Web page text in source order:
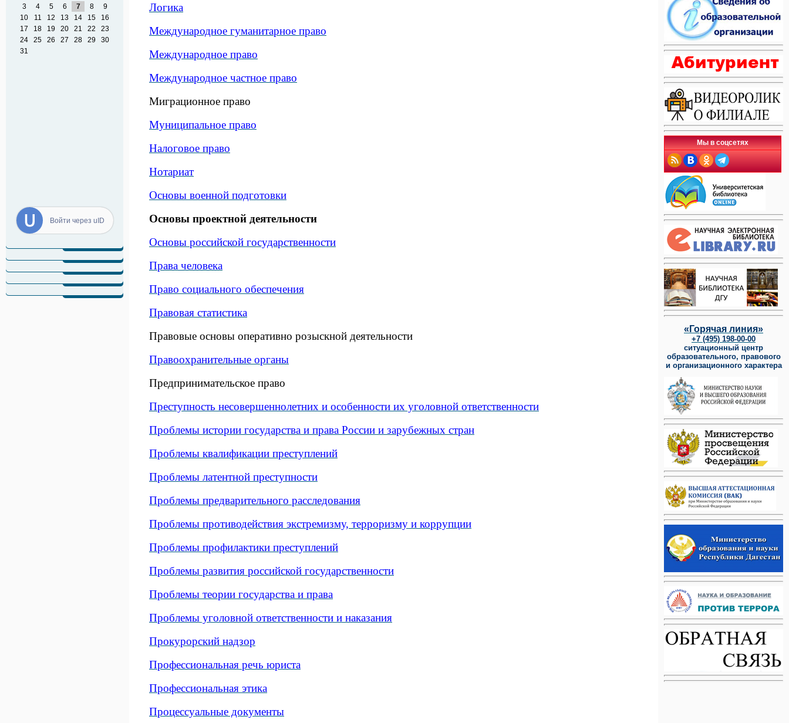
3
4 5 6 7 8
9
10
11 12 13 14 15
16
17
18 19 20 21 22
23
24
25 26 27 28 29
30
31
Войти через uID
Логика
Международное гуманитарное право
Международное право
Международное частное право
Миграционное право
Муниципальное право
Налоговое право
Нотариат
Основы военной подготовки
Основы проектной деятельности
Основы российской государственности
Права человека
Право социального обеспечения
Правовая статистика
Правовые основы оперативно розыскной деятельности
Правоохранительные органы
Предпринимательское право
Преступность несовершеннолетних и особенности их уголовной ответственности
Проблемы истории государства и права России и зарубежных стран
Проблемы квалификации преступлений
Проблемы латентной преступности
Проблемы предварительного расследования
Проблемы противодействия экстремизму, терроризму и коррупции
Проблемы профилактики преступлений
Проблемы развития российской государственности
Проблемы теории государства и права
Проблемы уголовной ответственности и наказания
Прокурорский надзор
Профессиональная речь юриста
Профессиональная этика
Процессуальные документы
Мы в соцсетях
«Горячая линия»
+7 (495) 198-00-00
ситуационный центр
образовательного, правового
и организационного характера